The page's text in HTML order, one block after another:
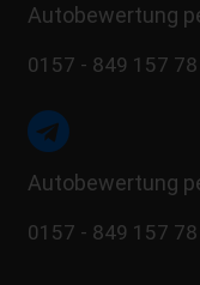
Autobewertung
0157 - 849 157 78
Autobewertung
0157 - 849 157 78